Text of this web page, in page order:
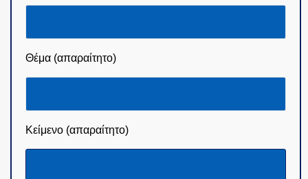
Θέμα (απαραίτητο)
Κείμενο (απαραίτητο)